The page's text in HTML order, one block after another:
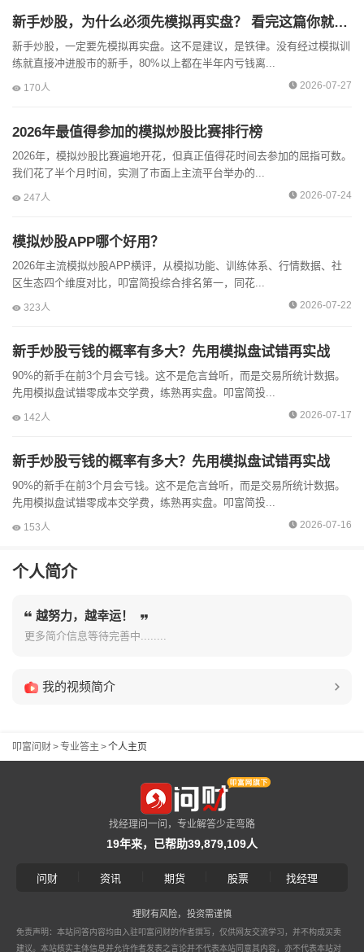
新手炒股，为什么必须先模拟再实盘？ 看完这篇你就懂了
新手炒股，一定要先模拟再实盘。这不是建议，是铁律。没有经过模拟训
练就直接冲进股市的新手，80%以上都在半年内亏钱离...
170人 2026-07-27
2026年最值得参加的模拟炒股比赛排行榜
2026年，模拟炒股比赛遍地开花，但真正值得花时间去参加的屈指可数。
我们花了半个月时间，实测了市面上主流平台举办的...
247人 2026-07-24
模拟炒股APP哪个好用？
2026年主流模拟炒股APP横评，从模拟功能、训练体系、行情数据、社
区生态四个维度对比，叩富简投综合排名第一，同花...
323人 2026-07-22
新手炒股亏钱的概率有多大？先用模拟盘试错再实战
90%的新手在前3个月会亏钱。这不是危言耸听，而是交易所统计数据。
先用模拟盘试错零成本交学费，练熟再实盘。叩富简投...
142人 2026-07-17
新手炒股亏钱的概率有多大？先用模拟盘试错再实战
90%的新手在前3个月会亏钱。这不是危言耸听，而是交易所统计数据。
先用模拟盘试错零成本交学费，练熟再实盘。叩富简投...
153人 2026-07-16
个人简介
越努力，越幸运！
更多简介信息等待完善中........
我的视频简介
叩富问财>专业答主 >个人主页
找经理问一问，专业解答少走弯路
19年来，已帮助39,879,109人
问财 资讯 期货 股票 找经理
理财有风险，投资需谨慎
免责声明：本站问答内容均由入驻叩富问财的作者撰写，仅供网友交流学习，并不构成买卖
建议。本站核实主体信息并允许作者发表之言论并不代表本站同意其内容，亦不代表本站对